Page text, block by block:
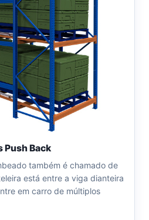
Push Back
também é chamado de
está entre a viga dianteira
em carro de múltiplos